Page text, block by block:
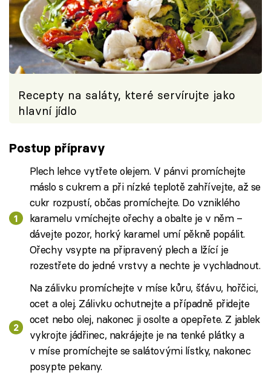
Recepty na saláty, které servírujte jako
hlavní jídlo
Postup přípravy
Plech lehce vytřete olejem. V pánvi promíchejte
máslo s cukrem a při nízké teplotě zahřívejte, až se
cukr rozpustí, občas promíchejte. Do vzniklého
karamelu vmíchejte ořechy a obalte je v něm –
dávejte pozor, horký karamel umí pěkně popálit.
Ořechy vsypte na připravený plech a lžící je
rozestřete do jedné vrstvy a nechte je vychladnout.
Na zálivku promíchejte v míse kůru, šťávu, hořčici,
ocet a olej. Zálivku ochutnejte a případně přidejte
ocet nebo olej, nakonec ji osolte a opepřete. Z jablek
vykrojte jádřinec, nakrájejte je na tenké plátky a
v míse promíchejte se salátovými lístky, nakonec
posypte pekany.